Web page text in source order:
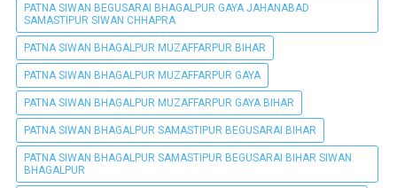
PATNA SIWAN BEGUSARAI BHAGALPUR GAYA JAHANABAD
SAMASTIPUR SIWAN CHHAPRA
PATNA SIWAN BHAGALPUR MUZAFFARPUR BIHAR
PATNA SIWAN BHAGALPUR MUZAFFARPUR GAYA
PATNA SIWAN BHAGALPUR MUZAFFARPUR GAYA BIHAR
PATNA SIWAN BHAGALPUR SAMASTIPUR BEGUSARAI BIHAR
PATNA SIWAN BHAGALPUR SAMASTIPUR BEGUSARAI BIHAR SIWAN
BHAGALPUR